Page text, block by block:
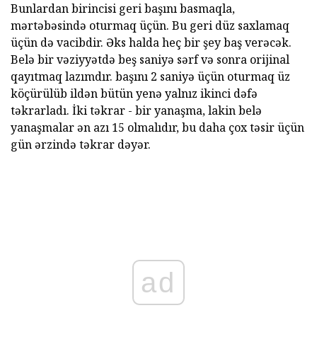
Bunlardan birincisi geri başını basmaqla,
mərtəbəsində oturmaq üçün. Bu geri düz saxlamaq
üçün də vacibdir. Əks halda heç bir şey baş verəcək.
Belə bir vəziyyətdə beş saniyə sərf və sonra orijinal
qayıtmaq lazımdır. başını 2 saniyə üçün oturmaq üz
köçürülüb ildən bütün yenə yalnız ikinci dəfə
təkrarladı. İki təkrar - bir yanaşma, lakin belə
yanaşmalar ən azı 15 olmalıdır, bu daha çox təsir üçün
gün ərzində təkrar dəyər.
ad